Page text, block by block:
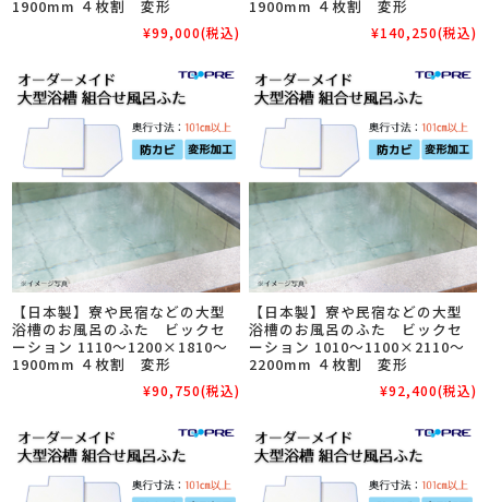
1900mm ４枚割 変形
¥99,000(税込)
1900mm ４枚割 変形
¥140,250(税込)
【日本製】寮や民宿などの大型
浴槽のお風呂のふた ビックセ
ーション 1110～1200×1810～
1900mm ４枚割 変形
¥90,750(税込)
【日本製】寮や民宿などの大型
浴槽のお風呂のふた ビックセ
ーション 1010～1100×2110～
2200mm ４枚割 変形
¥92,400(税込)